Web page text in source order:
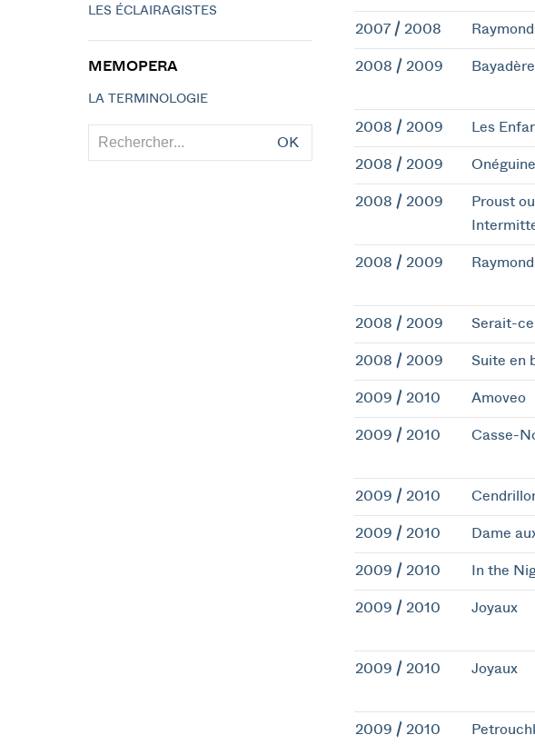
2007 / 2008
2008 / 2009
2008 / 2009 Les
2008 / 2009 Onéguine
2008 / 2009
Proust
2008 / 2009
2008 / 2009 Serait-
2008 / 2009 Suite en
2009 / 2010 Amoveo
2009 / 2010 Casse-
2009 / 2010
2009 / 2010 Dame
2009 / 2010 In the
2009 / 2010 Joyaux
2009 / 2010 Joyaux
2009 / 2010
LES ÉCLAIRAGISTES
MEMOPERA
LA TERMINOLOGIE
OK